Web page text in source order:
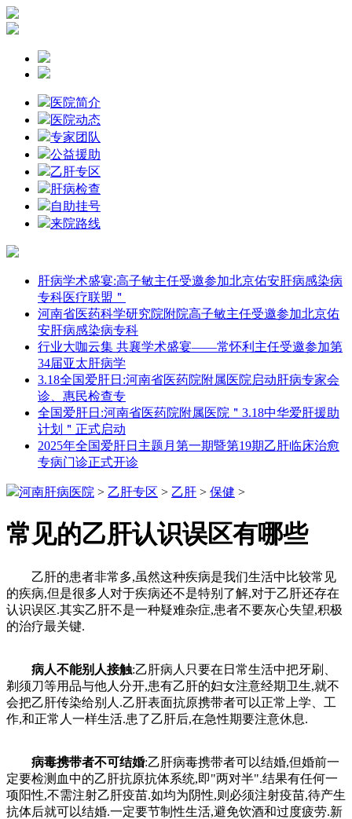
医院简介
医院动态
专家团队
公益援助
乙肝专区
肝病检查
自助挂号
来院路线
肝病学术盛宴:高子敏主任受邀参加北京佑安肝病感染病
专科医疗联盟＂
河南省医药科学研究院附院高子敏主任受邀参加北京佑
安肝病感染病专科
行业大咖云集 共襄学术盛宴——常怀利主任受邀参加第
34届亚太肝病学
3.18全国爱肝日:河南省医药院附属医院启动肝病专家会
诊、惠民检查专
全国爱肝日:河南省医药院附属医院＂3.18中华爱肝援助
计划＂正式启动
2025年全国爱肝日主题月第一期暨第19期乙肝临床治愈
专病门诊正式开诊
河南肝病医院 > 乙肝专区 > 乙肝 > 保健 >
常见的乙肝认识误区有哪些
乙肝的患者非常多,虽然这种疾病是我们生活中比较常见
的疾病,但是很多人对于疾病还不是特别了解,对于乙肝还存在
认识误区.其实乙肝不是一种疑难杂症,患者不要灰心失望,积极
的治疗最关键.
病人不能别人接触:乙肝病人只要在日常生活中把牙刷、
剃须刀等用品与他人分开,患有乙肝的妇女注意经期卫生,就不
会把乙肝传染给别人.乙肝表面抗原携带者可以正常上学、工
作,和正常人一样生活.患了乙肝后,在急性期要注意休息.
病毒携带者不可结婚:乙肝病毒携带者可以结婚,但婚前一
定要检测血中的乙肝抗原抗体系统,即"两对半".结果有任何一
项阳性,不需注射乙肝疫苗.如均为阴性,则必须注射疫苗,待产生
抗体后就可以结婚.一定要节制性生活,避免饮酒和过度疲劳.新